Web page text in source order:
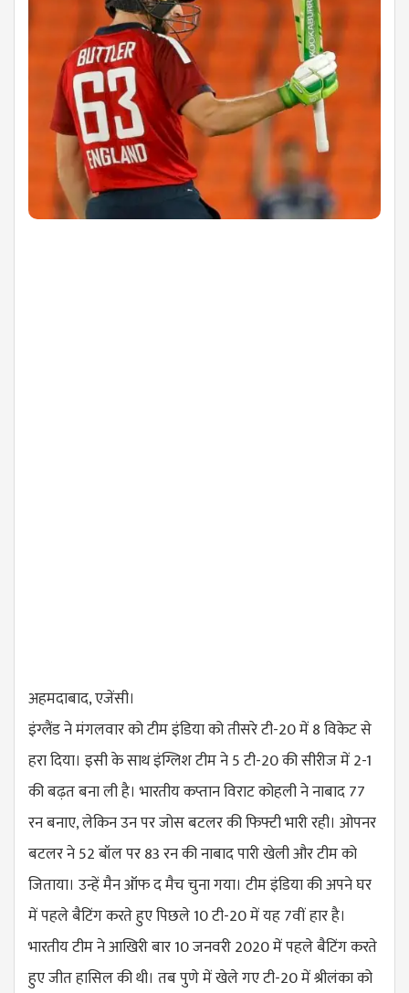
अहमदाबाद, एजेंसी।
इंग्लैंड ने मंगलवार को टीम इंडिया को तीसरे टी-20 में 8 विकेट से
हरा दिया। इसी के साथ इंग्लिश टीम ने 5 टी-20 की सीरीज में 2-1
की बढ़त बना ली है। भारतीय कप्तान विराट कोहली ने नाबाद 77
रन बनाए, लेकिन उन पर जोस बटलर की फिफ्टी भारी रही। ओपनर
बटलर ने 52 बॉल पर 83 रन की नाबाद पारी खेली और टीम को
जिताया। उन्हें मैन ऑफ द मैच चुना गया। टीम इंडिया की अपने घर
में पहले बैटिंग करते हुए पिछले 10 टी-20 में यह 7वीं हार है।
भारतीय टीम ने आखिरी बार 10 जनवरी 2020 में पहले बैटिंग करते
हुए जीत हासिल की थी। तब पुणे में खेले गए टी-20 में श्रीलंका को